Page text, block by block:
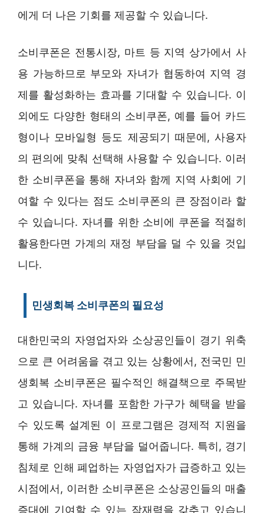
에게 더 나은 기회를 제공할 수 있습니다.
소비쿠폰은 전통시장, 마트 등 지역 상가에서 사
용 가능하므로 부모와 자녀가 협동하여 지역 경
제를 활성화하는 효과를 기대할 수 있습니다. 이
외에도 다양한 형태의 소비쿠폰, 예를 들어 카드
형이나 모바일형 등도 제공되기 때문에, 사용자
의 편의에 맞춰 선택해 사용할 수 있습니다. 이러
한 소비쿠폰을 통해 자녀와 함께 지역 사회에 기
여할 수 있다는 점도 소비쿠폰의 큰 장점이라 할
수 있습니다. 자녀를 위한 소비에 쿠폰을 적절히
활용한다면 가계의 재정 부담을 덜 수 있을 것입
니다.
민생회복 소비쿠폰의 필요성
대한민국의 자영업자와 소상공인들이 경기 위축
으로 큰 어려움을 겪고 있는 상황에서, 전국민 민
생회복 소비쿠폰은 필수적인 해결책으로 주목받
고 있습니다. 자녀를 포함한 가구가 혜택을 받을
수 있도록 설계된 이 프로그램은 경제적 지원을
통해 가계의 금융 부담을 덜어줍니다. 특히, 경기
침체로 인해 폐업하는 자영업자가 급증하고 있는
시점에서, 이러한 소비쿠폰은 소상공인들의 매출
증대에 기여할 수 있는 잠재력을 갖추고 있습니